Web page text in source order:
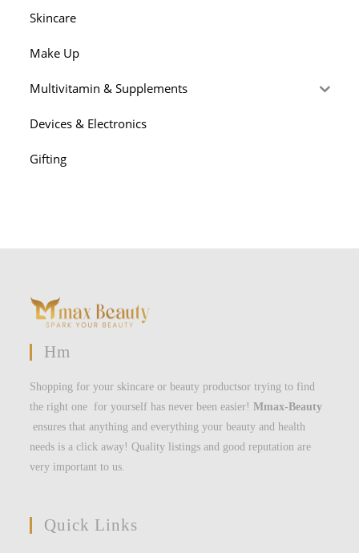
Skincare
Make Up
Multivitamin & Supplements
Devices & Electronics
Gifting
Hm
Shopping for your skincare or beauty productsor trying to find
the right one for yourself has never been easier!Mmax-Beauty
ensures that anything and everything your beauty and health
needs is a click away! Quality listings and good reputation are
very important to us.
Quick Links